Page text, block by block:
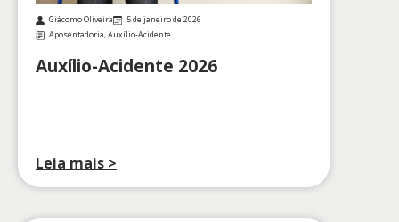
Giácomo Oliveira
5 de janeiro de 2026
Aposentadoria,Auxílio-Acidente
Auxílio-Acidente 2026
Leia mais >